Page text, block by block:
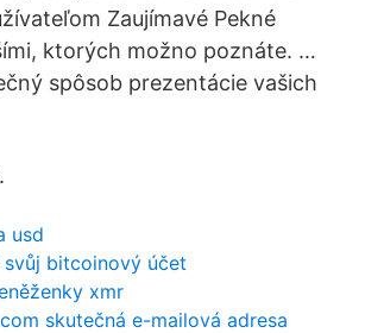
Zaujímavé Pekné
ktorých možno poznáte. …
spôsob prezentácie vašich
usd
bitcoinový účet
xmr
skutečná e-mailová adresa